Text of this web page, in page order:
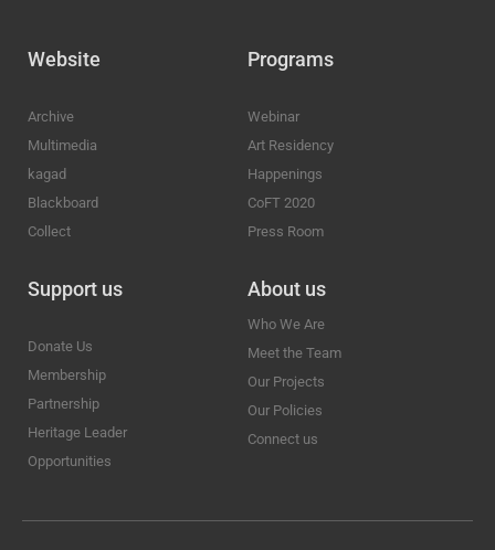
Website
Archive
Multimedia
kagad
Blackboard
Collect
Programs
Webinar
Art Residency
Happenings
CoFT 2020
Press Room
Support us
Donate Us
Membership
Partnership
Heritage Leader
Opportunities
About us
Who We Are
Meet the Team
Our Projects
Our Policies
Connect us